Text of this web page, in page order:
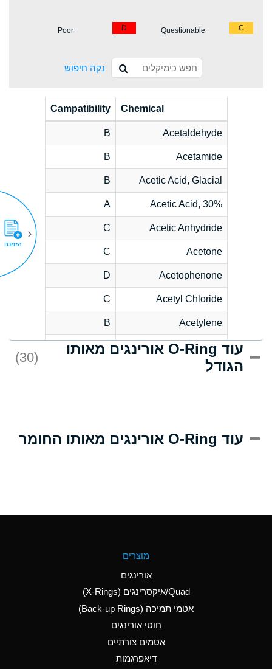
C
Questionable
D
Poor
נקה חיפוש
Chemical
Campatibility
Acetaldehyde
B
Acetamide
B
Acetic Acid, Glacial
B
Acetic Acid, 30%
A
Acetic Anhydride
C
Acetone
C
Acetophenone
D
Acetyl Chloride
C
Acetylene
B
Acrlylonitrile
D
Adipic Acid
(Aqueous)
Aluminum Nitrate
(Aqueous)
Aluminum Phosphate
עוד O-Ring אורינגים מאותו
הגודל
(30)
עוד O-Ring אורינגים מאותו החומר
מוצרים
אורינגים
Quad/איקסרינגים (X-Rings)
אטמי תמיכה (Back-up Rings)
חוטי אורינגים
אטמים צורתיים
דיאפרגמות
הזמנה